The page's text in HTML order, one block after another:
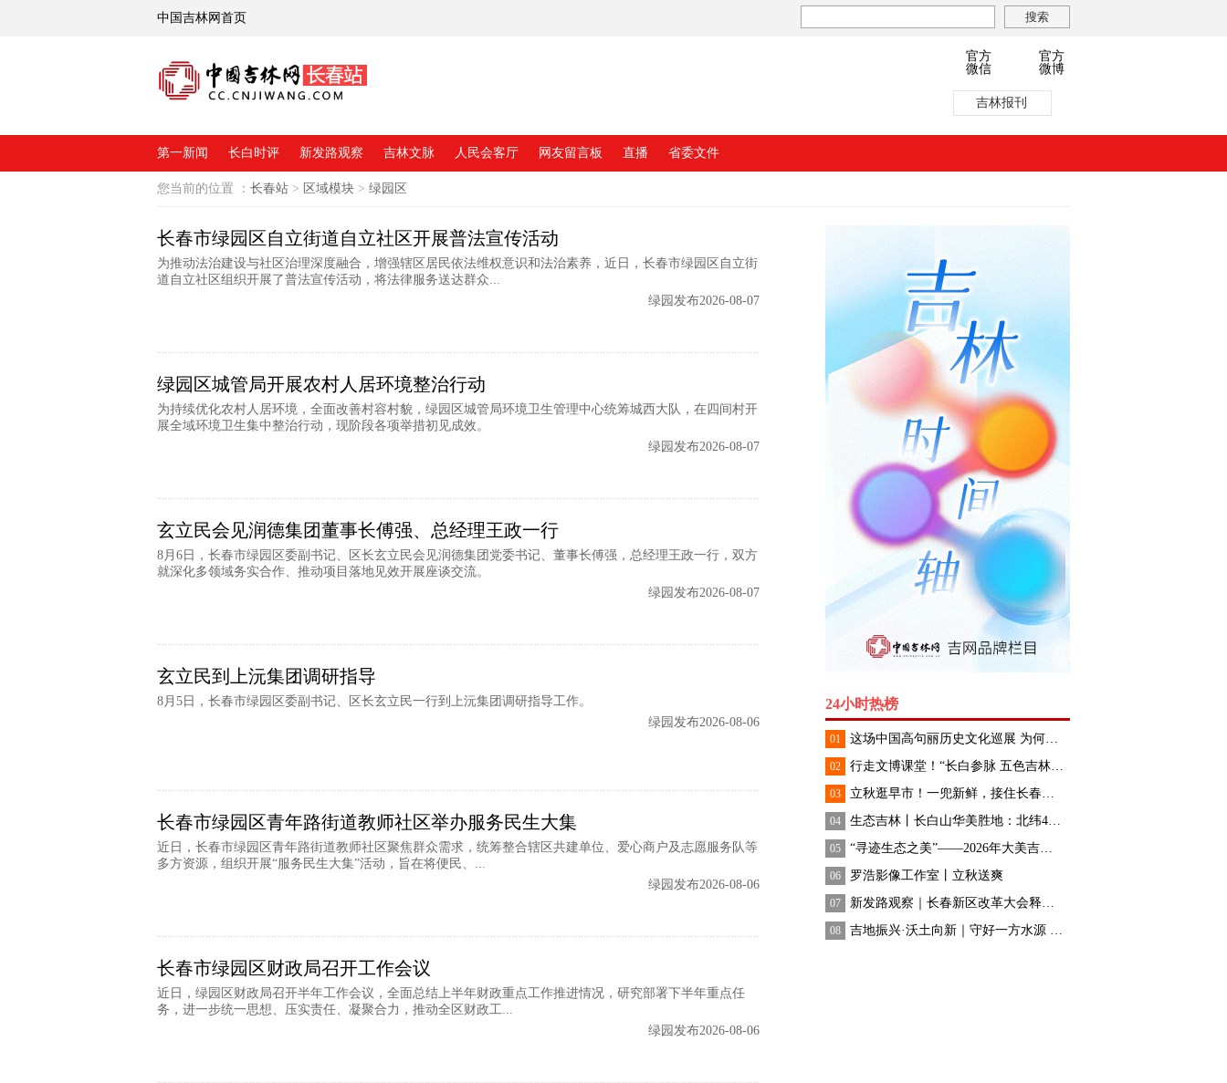
中国吉林网首页
官方
微博
官方
微信
吉林报刊
第一新闻 长白时评 新发路观察 吉林文脉 人民会客厅 网友留言板 直播 省委文件
您当前的位置 ： 长春站 > 区域模块 > 绿园区
长春市绿园区自立街道自立社区开展普法宣传活动
为推动法治建设与社区治理深度融合，增强辖区居民依法维权意识和法治素养，近日，长春市绿园区自立街
道自立社区组织开展了普法宣传活动，将法律服务送达群众...
绿园发布2026-08-07
绿园区城管局开展农村人居环境整治行动
为持续优化农村人居环境，全面改善村容村貌，绿园区城管局环境卫生管理中心统筹城西大队，在四间村开
展全域环境卫生集中整治行动，现阶段各项举措初见成效。
绿园发布2026-08-07
玄立民会见润德集团董事长傅强、总经理王政一行
8月6日，长春市绿园区委副书记、区长玄立民会见润德集团党委书记、董事长傅强，总经理王政一行，双方
就深化多领域务实合作、推动项目落地见效开展座谈交流。
绿园发布2026-08-07
玄立民到上沅集团调研指导
8月5日，长春市绿园区委副书记、区长玄立民一行到上沅集团调研指导工作。
绿园发布2026-08-06
长春市绿园区青年路街道教师社区举办服务民生大集
近日，长春市绿园区青年路街道教师社区聚焦群众需求，统筹整合辖区共建单位、爱心商户及志愿服务队等
多方资源，组织开展“服务民生大集”活动，旨在将便民、...
绿园发布2026-08-06
长春市绿园区财政局召开工作会议
近日，绿园区财政局召开半年工作会议，全面总结上半年财政重点工作推进情况，研究部署下半年重点任
务，进一步统一思想、压实责任、凝聚合力，推动全区财政工...
绿园发布2026-08-06